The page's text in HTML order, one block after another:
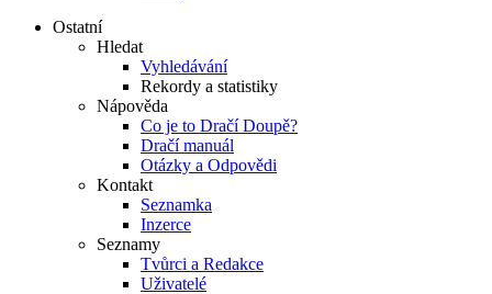
Ostatní
Hledat
Vyhledávání
Rekordy a statistiky
Nápověda
Co je to Dračí Doupě?
Dračí manuál
Otázky a Odpovědi
Kontakt
Seznamka
Inzerce
Seznamy
Tvůrci a Redakce
Uživatelé